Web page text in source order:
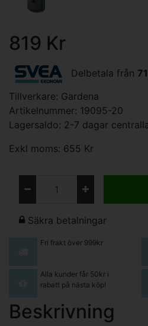
819 Kr
Delbetala från
Tillverkare: Gardena
Artikelnummer: 19095-20
Lagersaldo: 2-7 dagar
Exkl moms: 655 Kr
Säkra betalningar
Fri frakt över 999kr
Alla kunder får 50kr i
rabatt på nästa köp!
Beskrivning